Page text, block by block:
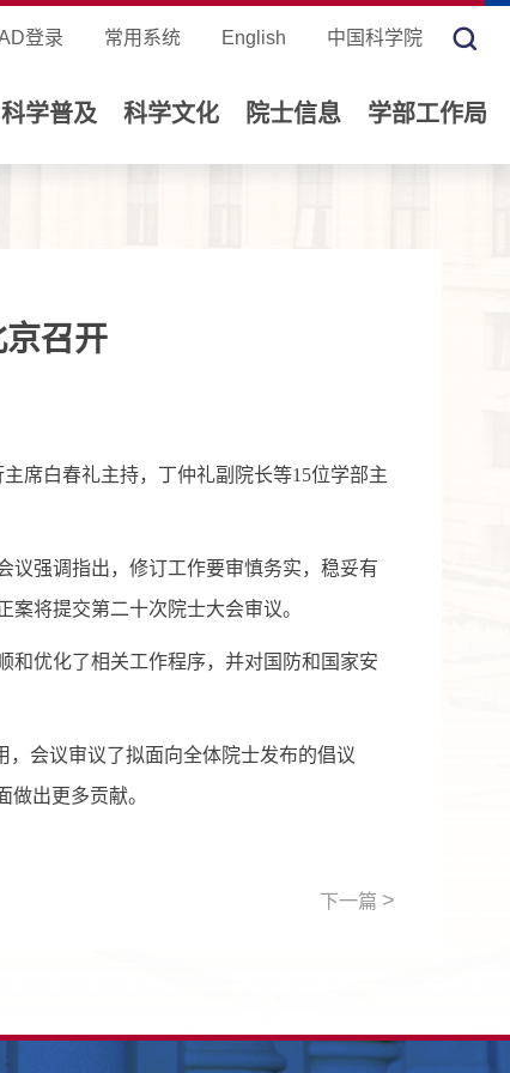
登录 常用系统 English 中国科学院
科学普及 科学文化 院士信息 学部工作局
召开
席白春礼主持，丁仲礼副院长等15位学部主
强调指出，修订工作要审慎务实，稳妥有
将提交第二十次院士大会审议。
优化了相关工作程序，并对国防和国家安
会议审议了拟面向全体院士发布的倡议
出更多贡献。
下一篇 >